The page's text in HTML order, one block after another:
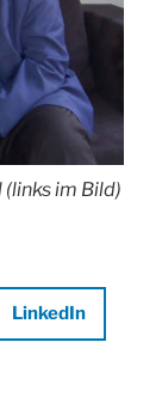
im Bild)
LinkedIn